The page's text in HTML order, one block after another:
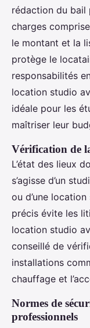
rédaction du bail
charges
le montant et la
protège le
responsabilités
location studio
idéale pour les
maîtriser leur
Vérification de
L’état des lieux
s’agisse d’un
ou d’une
précis évite les
location studio
conseillé de
installations
chauffage et
Normes de
professionnels